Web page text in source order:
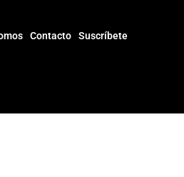
Contacto Suscríbete